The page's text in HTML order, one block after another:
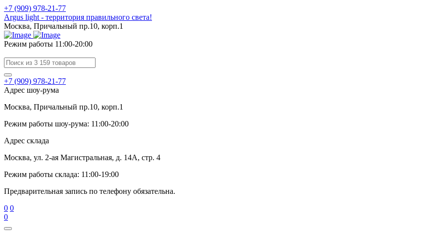
+7 (909) 978-21-77
Argus light - территория правильного света!
Москва, Причальный пр.10, корп.1
Режим работы 11:00-20:00
+7 (909) 978-21-77
Адрес шоу-рума
Москва, Причальный пр.10, корп.1
Режим работы шоу-рума: 11:00-20:00
Адрес склада
Москва, ул. 2-ая Магистральная, д. 14А, стр. 4
Режим работы склада: 11:00-19:00
Предварительная запись по телефону обязательна.
0 0
0